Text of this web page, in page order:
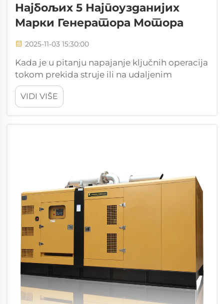
Најбољих 5 Најпоузданијих
Марки Генератора Мотора
2025-11-03 15:30:00
Kada je u pitanju napajanje ključnih operacija
tokom prekida struje ili na udaljenim
lokacijama, izbor pravog motora za generator
postaje od presudnog značaja za poslovanje i
industriju širom sveta. Pouzdani motor
VIDI VIŠE